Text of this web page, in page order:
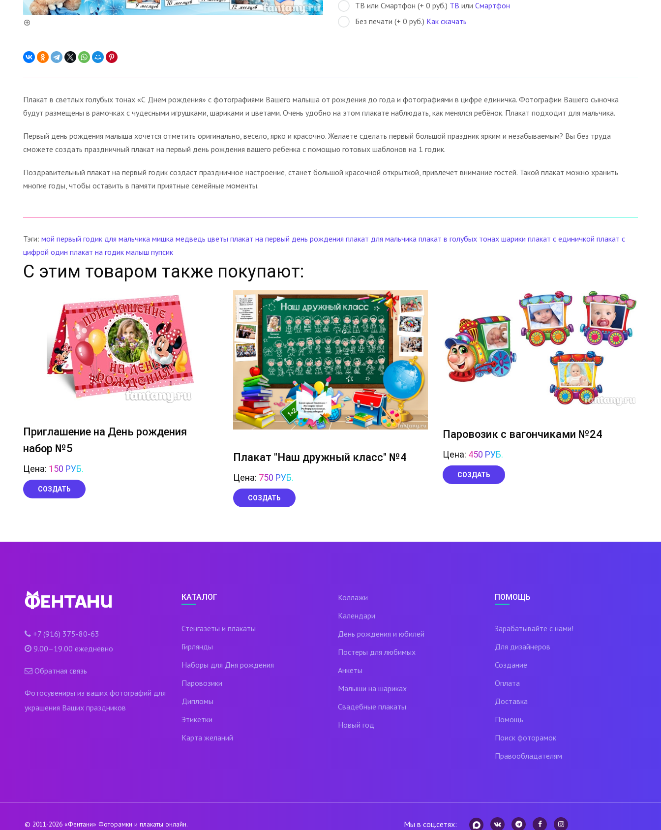
ТВ или Смартфон (+ 0 руб.) ТВ или Смартфон
Без печати (+ 0 руб.) Как скачать
Плакат в светлых голубых тонах «С Днем рождения» с фотографиями Вашего малыша от рождения до года и фотографиями в цифре единичка. Фотографии Вашего сыночка
будут размещены в рамочках с чудесными игрушками, шариками и цветами. Очень удобно на этом плакате наблюдать, как менялся ребёнок. Плакат подходит для мальчика.
Первый день рождения малыша хочется отметить оригинально, весело, ярко и красочно. Желаете сделать первый большой праздник ярким и незабываемым? Вы без труда
сможете создать праздничный плакат на первый день рождения вашего ребенка с помощью готовых шаблонов на 1 годик.
Поздравительный плакат на первый годик создаст праздничное настроение, станет большой красочной открыткой, привлечет внимание гостей. Такой плакат можно хранить
многие годы, чтобы оставить в памяти приятные семейные моменты.
Тэги: мой первый годик для мальчика мишка медведь цветы плакат на первый день рождения плакат для мальчика плакат в голубых тонах шарики плакат с единичкой плакат с
цифрой один плакат на годик малыш пупсик
С этим товаром также покупают:
Приглашение на День рождения
набор №5
Цена: 150 РУБ.
СОЗДАТЬ
Плакат "Наш дружный класс" №4
Цена: 750 РУБ.
СОЗДАТЬ
Паровозик с вагончиками №24
Цена: 450 РУБ.
СОЗДАТЬ
+7 (916) 375-80-63
9.00–19.00 ежедневно
Обратная связь
Фотосувениры из ваших фотографий для
украшения Ваших праздников
КАТАЛОГ
Стенгазеты и плакаты
Гирлянды
Наборы для Дня рождения
Паровозики
Дипломы
Этикетки
Карта желаний
Коллажи
Календари
День рождения и юбилей
Постеры для любимых
Анкеты
Малыши на шариках
Свадебные плакаты
Новый год
ПОМОЩЬ
Зарабатывайте с нами!
Для дизайнеров
Создание
Оплата
Доставка
Помощь
Поиск фоторамок
Правообладателям
© 2011-2026 «Фентани» Фоторамки и плакаты онлайн. Мы в соц.сетях: